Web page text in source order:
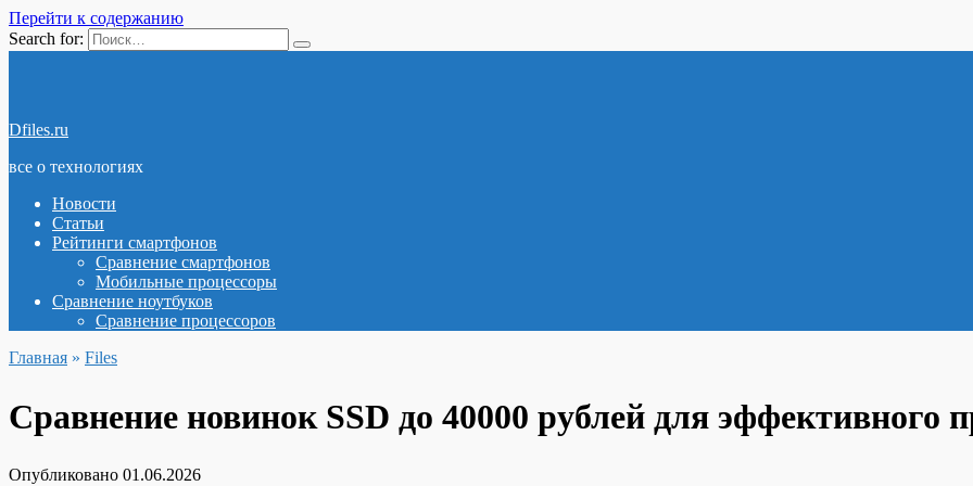
Перейти к содержанию
Search for:
Dfiles.ru
все о технологиях
Новости
Статьи
Рейтинги смартфонов
Сравнение смартфонов
Мобильные процессоры
Сравнение ноутбуков
Сравнение процессоров
Главная » Files
Сравнение новинок SSD до 40000 рублей для эффективного
Опубликовано 01.06.2026